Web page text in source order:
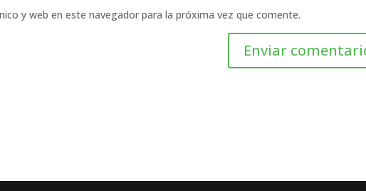
y web en este navegador para la próxima vez que comente.